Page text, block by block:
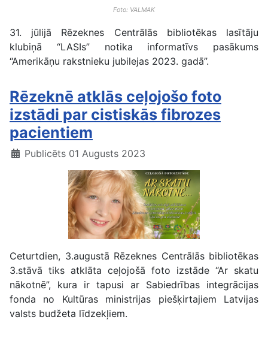
Foto: VALMAK
31. jūlijā Rēzeknes Centrālās bibliotēkas lasītāju
klubiņā “LASIs” notika informatīvs pasākums
“Amerikāņu rakstnieku jubilejas 2023. gadā”.
Rēzeknē atklās ceļojošo foto
izstādi par cistiskās fibrozes
pacientiem
Publicēts 01 Augusts 2023
Ceturtdien, 3.augustā Rēzeknes Centrālās bibliotēkas
3.stāvā tiks atklāta ceļojošā foto izstāde “Ar skatu
nākotnē”, kura ir tapusi ar Sabiedrības integrācijas
fonda no Kultūras ministrijas piešķirtajiem Latvijas
valsts budžeta līdzekļiem.